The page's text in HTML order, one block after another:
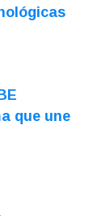
que une